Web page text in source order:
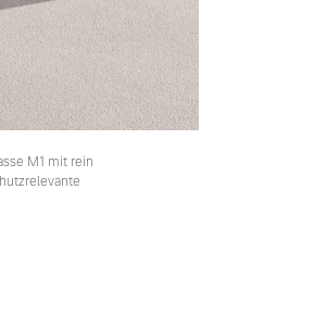
M1 mit rein